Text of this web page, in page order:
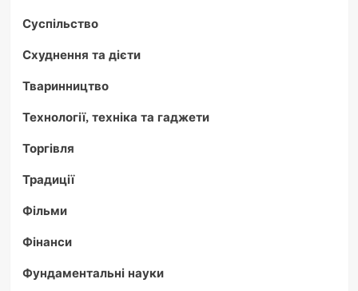
Суспільство
Схуднення та дієти
Тваринництво
Технології, техніка та гаджети
Торгівля
Традиції
Фільми
Фінанси
Фундаментальні науки